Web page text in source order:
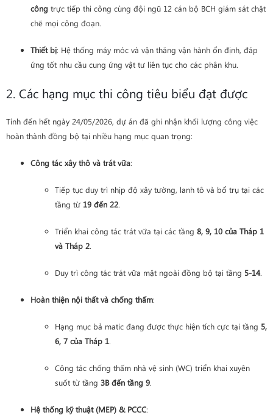
công trực tiếp thi công cùng đội ngũ 12 cán bộ BCH giám sát chặt
chẽ mọi công đoạn.
Thiết bị: Hệ thống máy móc và vận thăng vận hành ổn định, đáp
ứng tốt nhu cầu cung ứng vật tư liên tục cho các phân khu.
2. Các hạng mục thi công tiêu biểu đạt được
Tính đến hết ngày 24/05/2026, dự án đã ghi nhận khối lượng công việc
hoàn thành đồng bộ tại nhiều hạng mục quan trọng:
Công tác xây thô và trát vữa:
Tiếp tục duy trì nhịp độ xây tường, lanh tô và bổ trụ tại các
tầng từ 19 đến 22.
Triển khai công tác trát vữa tại các tầng 8, 9, 10 của Tháp 1
và Tháp 2.
Duy trì công tác trát vữa mặt ngoài đồng bộ tại tầng 5-14.
Hoàn thiện nội thất và chống thấm:
Hạng mục bả matic đang được thực hiện tích cực tại tầng 5,
6, 7 của Tháp 1.
Công tác chống thấm nhà vệ sinh (WC) triển khai xuyên
suốt từ tầng 3B đến tầng 9.
Hệ thống kỹ thuật (MEP) & PCCC: